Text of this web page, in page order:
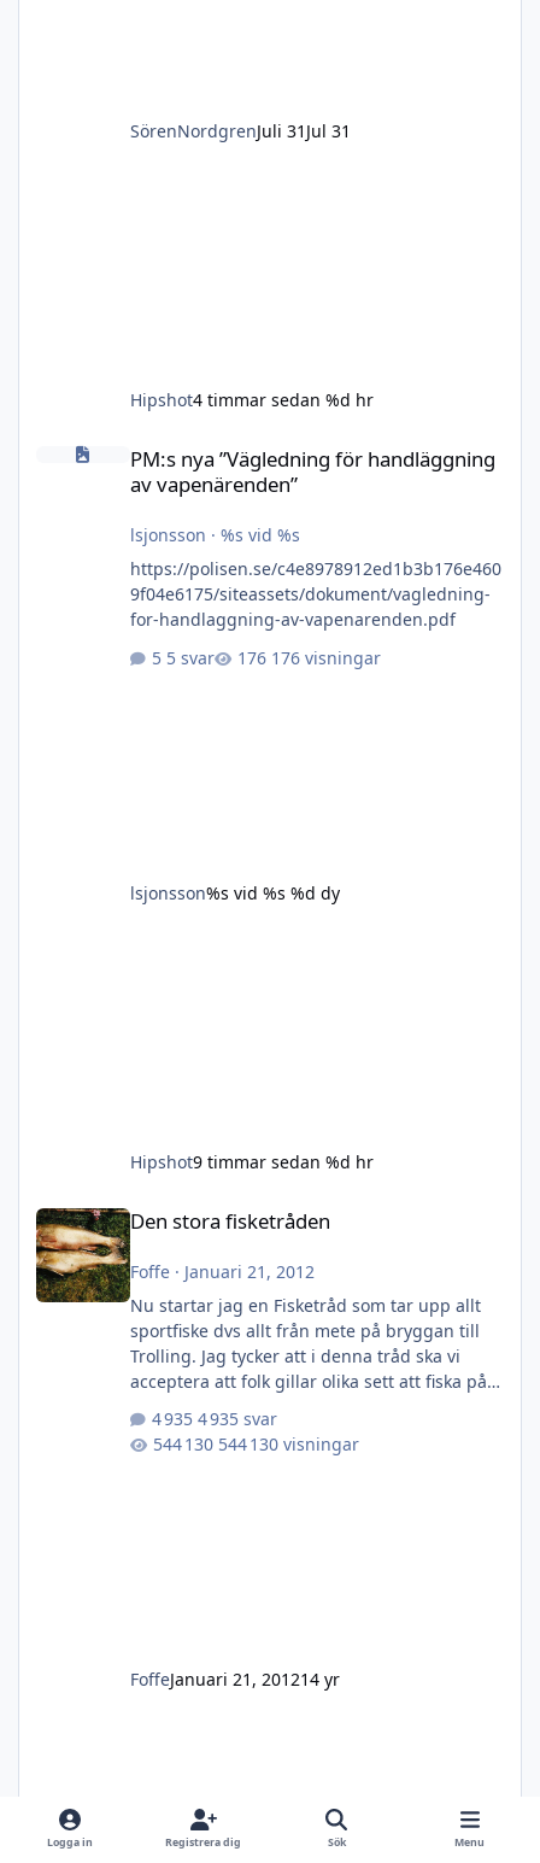
SörenNordgrenJuli 31 Jul 31
Hipshot4 timmar sedan %d hr
PM:s nya ”Vägledning för handläggning av vapenärenden”
PM:s nya ”Vägledning för handläggning
av vapenärenden”
lsjonsson · %s vid %s
https://polisen.se/c4e8978912ed1b3b176e460
9f04e6175/siteassets/dokument/vagledning-
for-handlaggning-av-vapenarenden.pdf
5 svar
176 visningar
lsjonsson%s vid %s %d dy
Hipshot9 timmar sedan %d hr
Den stora fisketråden
Den stora fisketråden
Foffe· Januari 21, 2012
Nu startar jag en Fisketråd som tar upp allt
sportfiske dvs allt från mete på bryggan till
Trolling. Jag tycker att i denna tråd ska vi
acceptera att folk gillar olika sett att fiska på.
men kan även använda skeddrag eller
spinnare. Älskar att smyga fram till en Bäck i
4 935 svar
544 130 visningar
FoffeJanuari 21, 201214 yr
Logga in Registrera dig Sök Menu